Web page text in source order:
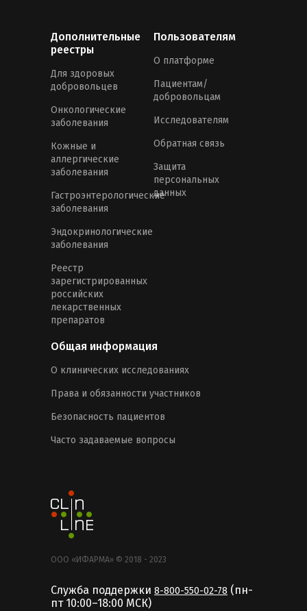
Дополнительные
реестры
Для здоровых
добровольцев
Онкологические
заболевания
Кожные и
аллергические
заболевания
Гастроэнтерологические
заболевания
Эндокринологические
заболевания
Реестр
зарегистрированных
российских
лекарственных
препаратов
Пользователям
О платформе
Пациентам/
добровольцам
Исследователям
Обратная связь
Защита
персональных
данных
Общая информация
О клинических исследованиях
Права и обязанности участников
Безопасность пациентов
Часто задаваемые вопросы
ООО «ИФАРМА» © 2018 - 2023
Служба поддержки 8-800-550-02-78 (пн-
пт 10:00–18:00 MCК)